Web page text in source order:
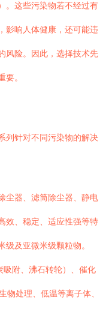
。这些污染物若不经过有
影响人体健康，还可能违
风险。因此，选择技术先
。
列针对不同污染物的解决
尘器、滤筒除尘器、静电
效、稳定、适应性强等特
及亚微米级颗粒物。
吸附、沸石转轮）、催化
物处理、低温等离子体、